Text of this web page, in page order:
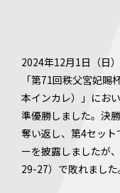
2024年12月1日（日
「第71回秩父宮妃
本インカレ）」にお
準優勝しました。決
奪い返し、第4セッ
ーを披露しましたが
29-27）で敗れました